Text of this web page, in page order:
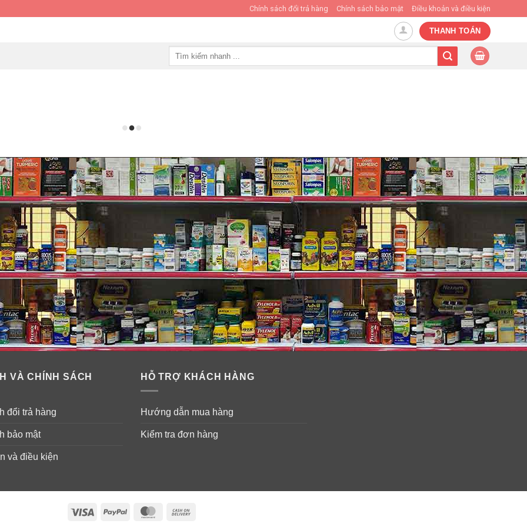
Chính sách đổi trả hàng Chính sách bảo mật Điều khoản và điều kiện
THANH TOÁN
VÀ CHÍNH SÁCH
đổi trả hàng
bảo mật
và điều kiện
HỖ TRỢ KHÁCH HÀNG
Hướng dẫn mua hàng
Kiểm tra đơn hàng
Visa PayPal MasterCard